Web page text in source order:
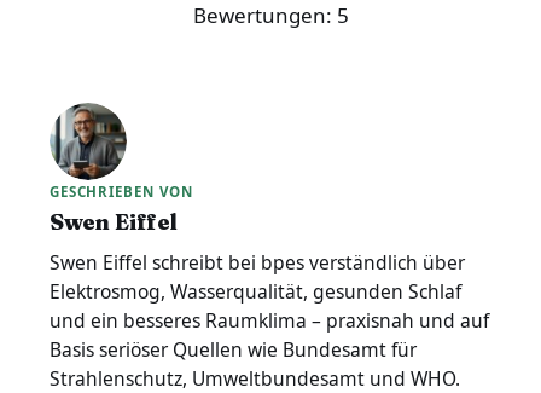
Bewertungen: 5
GESCHRIEBEN VON
Swen Eiffel
Swen Eiffel schreibt bei bpes verständlich über
Elektrosmog, Wasserqualität, gesunden Schlaf
und ein besseres Raumklima – praxisnah und auf
Basis seriöser Quellen wie Bundesamt für
Strahlenschutz, Umweltbundesamt und WHO.